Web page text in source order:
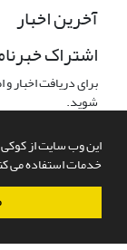
این وب سایت از کوکی
خدمات استفاده می
آخرین اخبار
اشتراک
برای دریافت اخبار
شوید.
سامانه مدیریت